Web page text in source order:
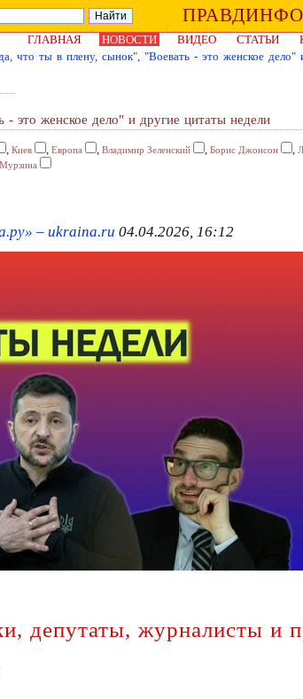
ГЛАВНАЯ
НОВОСТИ ВИДЕО СТАТЬИ
что ты в плену, сынок", "Воевать - это женское дело"
это женское дело" и другие цитаты недели
, Киев , Европа , Владимир Зеленский , Борис Джонсон ,
– ukraina.ru 04.04.2026, 16:12
депутаты, журналисты и